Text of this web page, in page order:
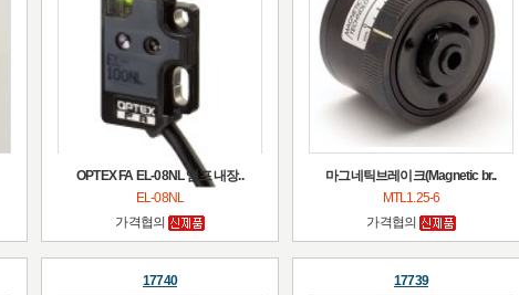
OPTEX FA EL-08NL 앰프 내장..
EL-08NL
가격협의
마그네틱브레이크(Magnetic br..
MTL1.25-6
가격협의
17740 17739